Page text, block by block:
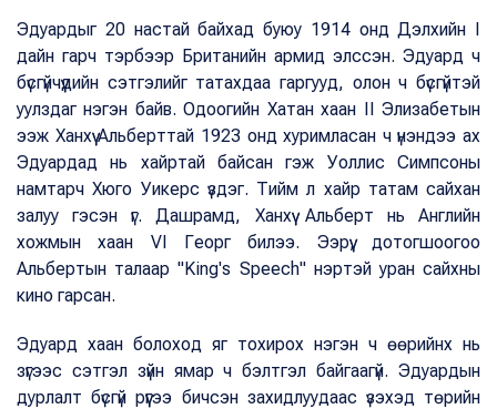
Эдуардыг 20 настай байхад буюу 1914 онд Дэлхийн I
дайн гарч тэрбээр Британийн армид элссэн. Эдуард ч
бүсгүйчүүдийн сэтгэлийг татахдаа гаргууд, олон ч бүсгүйтэй
уулздаг нэгэн байв. Одоогийн Хатан хаан II Элизабетын
ээж Ханхүү Альберттай 1923 онд хуримласан ч үнэндээ ах
Эдуардад нь хайртай байсан гэж Уоллис Симпсоны
намтарч Хюго Уикерс үздэг. Тийм л хайр татам сайхан
залуу гэсэн үг. Дашрамд, Ханхүү Альберт нь Английн
хожмын хаан VI Георг билээ. Ээрүү, дотогшоогоо
Альбертын талаар "King's Speech" нэртэй уран сайхны
кино гарсан.
Эдуард хаан болоход яг тохирох нэгэн ч өөрийнх нь
зүгээс сэтгэл зүйн ямар ч бэлтгэл байгаагүй. Эдуардын
дурлалт бүсгүй рүүгээ бичсэн захидлуудаас үзэхэд төрийн